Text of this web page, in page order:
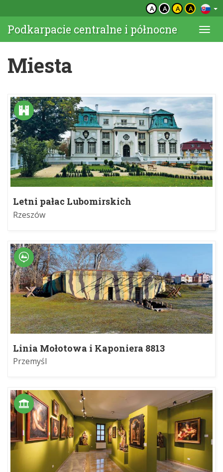
A A A A
Podkarpacie centralne i północne
Miesta
Letni pałac Lubomirskich
Rzeszów
Linia Mołotowa i Kaponiera 8813
Przemyśl